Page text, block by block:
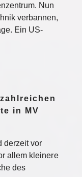
Nun
verbannen,
Ein US-
in MV
derzeit vor
allem kleinere
des